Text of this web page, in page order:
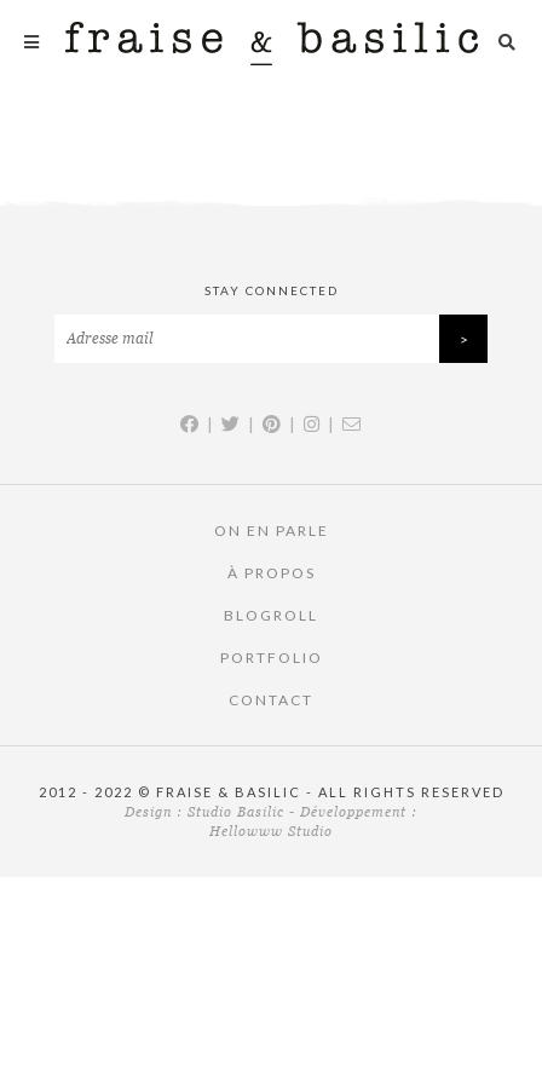
STAY CONNECTED
| | | |
ON EN PARLE
À PROPOS
BLOGROLL
PORTFOLIO
CONTACT
2012 - 2022 © FRAISE & BASILIC - ALL RIGHTS RESERVED
Design : Studio Basilic - Développement :
Hellowww Studio